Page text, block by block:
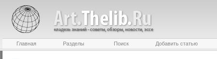
Главная Разделы Поиск Добавить статью